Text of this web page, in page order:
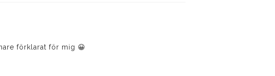
förklarat för mig 😀